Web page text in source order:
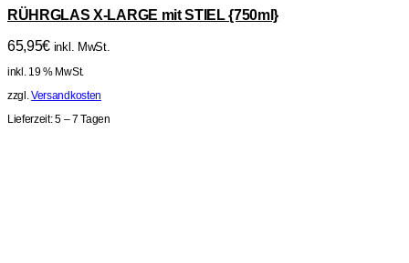
RÜHRGLAS X-LARGE mit STIEL {750ml}
65,95€ inkl. MwSt.
inkl. 19 % MwSt.
zzgl.Versandkosten
Lieferzeit:5 – 7 Tagen